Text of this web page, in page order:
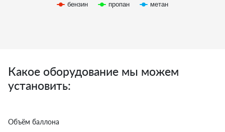
бензин пропан метан
Какое оборудование мы можем
установить:
Объём баллона